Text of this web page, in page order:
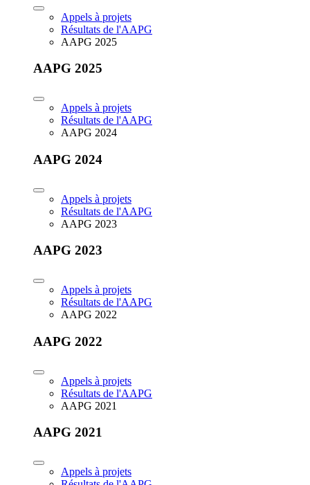
Appels à projets
Résultats de l'AAPG
AAPG 2025
AAPG 2025
Appels à projets
Résultats de l'AAPG
AAPG 2024
AAPG 2024
Appels à projets
Résultats de l'AAPG
AAPG 2023
AAPG 2023
Appels à projets
Résultats de l'AAPG
AAPG 2022
AAPG 2022
Appels à projets
Résultats de l'AAPG
AAPG 2021
AAPG 2021
Appels à projets